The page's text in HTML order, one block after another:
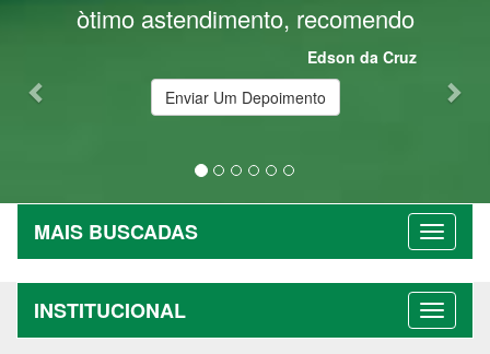
òtimo astendimento, recomendo
Edson da Cruz
Enviar Um Depoimento
MAIS BUSCADAS
INSTITUCIONAL